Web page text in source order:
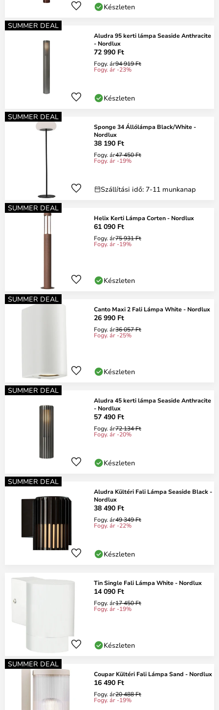
Készleten
SUMMER DEAL
Aludra 95 kerti lámpa Seaside Anthracite
- Nordlux
72 990 Ft
Fogy. ár94 919 Ft
Fogy. ár -23%
Készleten
SUMMER DEAL
Sponge 34 Állólámpa Black/White -
Nordlux
38 190 Ft
Fogy. ár47 450 Ft
Fogy. ár -19%
Szállítási idő: 7-11 munkanap
SUMMER DEAL
Helix Kerti Lámpa Corten - Nordlux
61 090 Ft
Fogy. ár75 931 Ft
Fogy. ár -19%
Készleten
SUMMER DEAL
Canto Maxi 2 Fali Lámpa White - Nordlux
26 990 Ft
Fogy. ár36 057 Ft
Fogy. ár -25%
Készleten
SUMMER DEAL
Aludra 45 kerti lámpa Seaside Anthracite
- Nordlux
57 490 Ft
Fogy. ár72 134 Ft
Fogy. ár -20%
Készleten
SUMMER DEAL
Aludra Kültéri Fali Lámpa Seaside Black -
Nordlux
38 490 Ft
Fogy. ár49 349 Ft
Fogy. ár -22%
Készleten
Tin Single Fali Lámpa White - Nordlux
14 090 Ft
Fogy. ár17 450 Ft
Fogy. ár -19%
Készleten
SUMMER DEAL
Coupar Kültéri Fali Lámpa Sand - Nordlux
16 490 Ft
Fogy. ár20 488 Ft
Fogy. ár -19%